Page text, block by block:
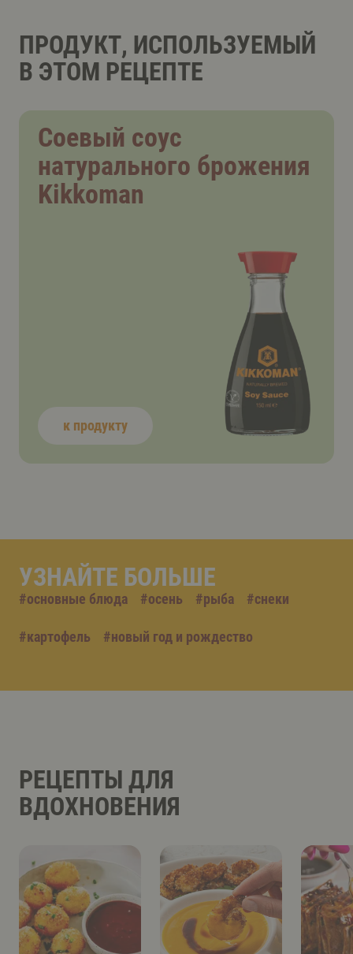
ПРОДУКТ, ИСПОЛЬЗУЕМЫЙ
В ЭТОМ РЕЦЕПТЕ
Соевый соус
натурального брожения
Kikkoman
к продукту
УЗНАЙТЕ БОЛЬШЕ
#основные блюда #осень #рыба #снеки
#картофель #новый год и рождество
РЕЦЕПТЫ ДЛЯ
ВДОХНОВЕНИЯ